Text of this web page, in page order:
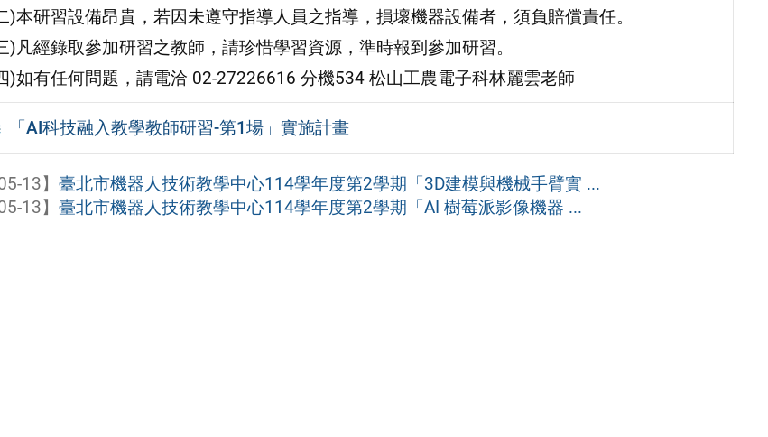
)本研習設備昂貴，若因未遵守指導人員之指導，損壞機器設備者，須負賠償責任。
)凡經錄取參加研習之教師，請珍惜學習資源，準時報到參加研習。
)如有任何問題，請電洽 02-27226616 分機534 松山工農電子科林麗雲老師
「AI科技融入教學教師研習-第1場」實施計畫
13】臺北市機器人技術教學中心114學年度第2學期「3D建模與機械手臂實 ...
13】臺北市機器人技術教學中心114學年度第2學期「AI 樹莓派影像機器 ...